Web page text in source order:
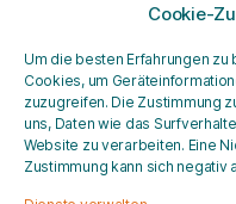
Cookie-
Um die besten Erfahrungen
Cookies, um
zuzugreifen. Die Zustimmung
uns, Daten wie das
Website zu verarbeiten. Eine
Zustimmung kann sich negativ